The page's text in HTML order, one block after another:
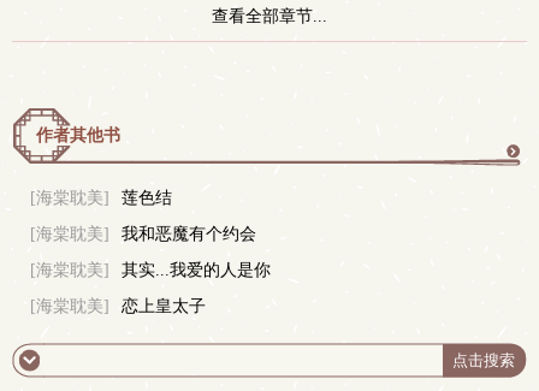
查看全部章节...
作者其他书
[海棠耽美]
莲色结
[海棠耽美]
我和恶魔有个约会
[海棠耽美]
其实...我爱的人是你
[海棠耽美]
恋上皇太子